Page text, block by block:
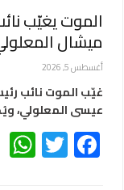
الموت يغيّب
ميشال
أغسطس 5, 2026
غيّب الموت نائب
عيسى المعلولي،